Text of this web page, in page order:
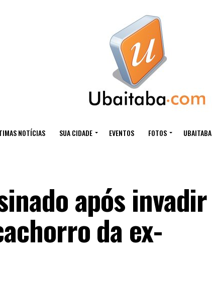
NOTÍCIAS SUA CIDADE EVENTOS FOTOS UBAITABA
após invadir
da ex-